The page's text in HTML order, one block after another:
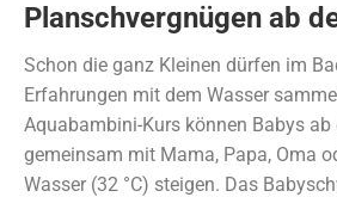
Planschvergnügen ab
Schon die ganz Kleinen dürfen im
Erfahrungen mit dem Wasser
Aquabambini-Kurs können Babys
gemeinsam mit Mama, Papa, Oma
Wasser (32 °C) steigen. Das